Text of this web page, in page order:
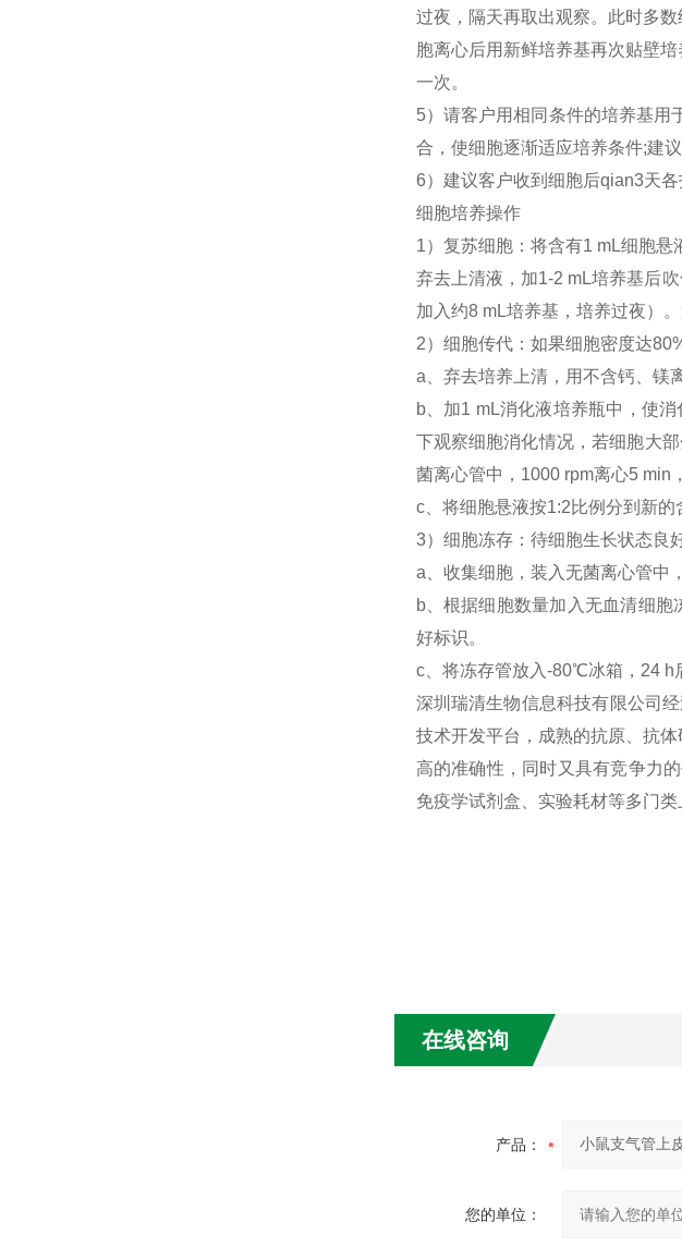
过夜，隔天再取出观察。此时多
胞离心后用新鲜培养基再次贴壁
一次。
5）请客户用相同条件的培养基用
合，使细胞逐渐适应培养条件;建
6）建议客户收到细胞后qian3天
细胞培养操作
1）复苏细胞： 将含有1 mL细胞悬
弃去上清液，加1-2 mL培养基后
加入约8 mL培养基，培养过夜）
2）细胞传代：如果细胞密度达
a、弃去培养上清，用不含钙、镁
b、加1 mL消化液培养瓶中，使
下观察细胞消化情况，若细胞大
菌离心管中，1000 rpm离心5 min
c、将细胞悬液按1:2比例分到新的
3）细胞冻存：待细胞生长状态良
a、收集细胞，装入无菌离心管中
b、根据细胞数量加入无血清细
好标识。
c、将冻存管放入-80℃冰箱，24 h
深圳瑞清生物信息科技有限公司
技术开发平台，成熟的抗原、抗
高的准确性，同时又具有竞争力
免疫学试剂盒、实验耗材等多门
在线咨询
产品：
您的单位：